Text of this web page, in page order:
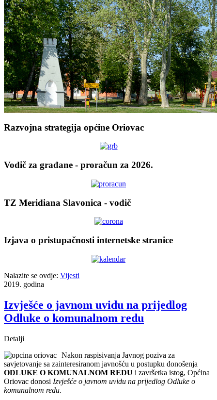
Razvojna strategija općine Oriovac
Vodič za građane - proračun za 2026.
TZ Meridiana Slavonica - vodič
Izjava o pristupačnosti internetske stranice
Nalazite se ovdje: Vijesti
2019. godina
Izvješće o javnom uvidu na prijedlog
Odluke o komunalnom redu
Detalji
Nakon raspisivanja Javnog poziva za
savjetovanje sa zainteresiranom javnošću u postupku donošenja
ODLUKE O KOMUNALNOM REDU i završetka istog, Općina
Oriovac donosi Izvješće o javnom uvidu na prijedlog Odluke o
komunalnom redu.